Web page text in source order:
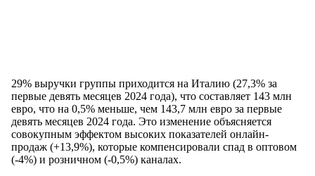
29% выручки группы приходится на Италию (27,3% за
первые девять месяцев 2024 года), что составляет 143 млн
евро, что на 0,5% меньше, чем 143,7 млн ​​евро за первые
девять месяцев 2024 года. Это изменение объясняется
совокупным эффектом высоких показателей онлайн-
продаж (+13,9%), которые компенсировали спад в оптовом
(-4%) и розничном (-0,5%) каналах.